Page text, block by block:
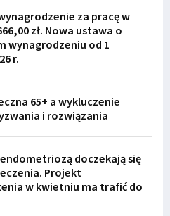
za pracę w
zł. Nowa ustawa o
wynagrodzeniu od 1
r.
65+ a wykluczenie
i rozwiązania
doczekają się
Projekt
w kwietniu ma trafić do